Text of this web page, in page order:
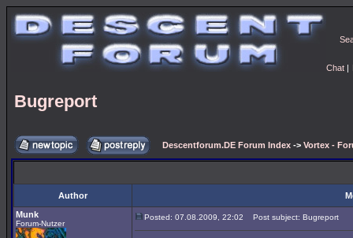
Chat |
Bugreport
Descentforum.DE Forum Index -> Vortex -
Author
Munk
Forum-Nutzer
Posted: 07.08.2009, 22:02 Post subject: Bugreport